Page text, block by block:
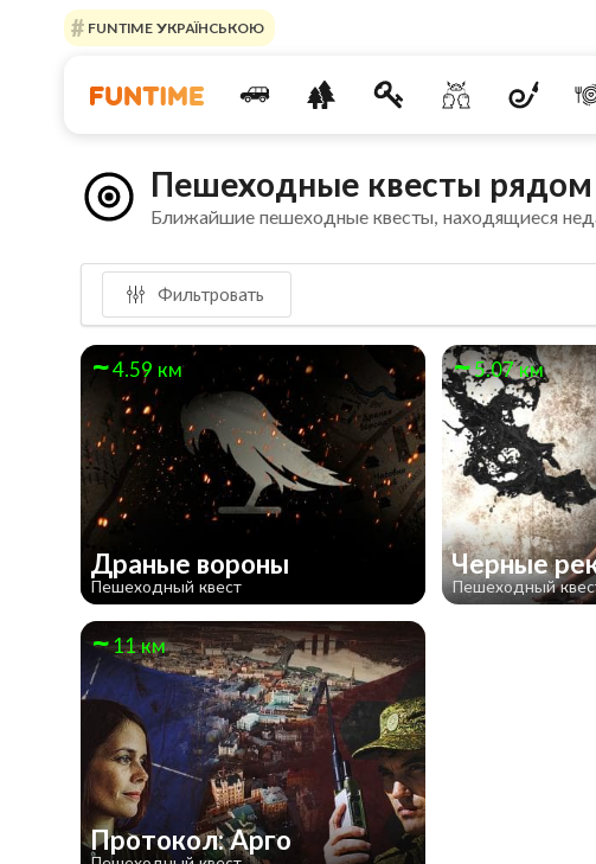
FUNTIME УКРАЇНСЬКОЮ
Пешеходные квесты
Ближайшие пешеходные квесты, находящиеся
Фильтровать
4.59 км
Драные вороны
Пешеходный квест
5.07 км
Черные
Пешеходный
11 км
Протокол: Арго